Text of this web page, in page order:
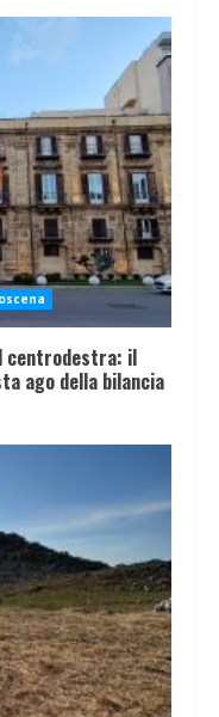
centrodestra: il
ago della bilancia